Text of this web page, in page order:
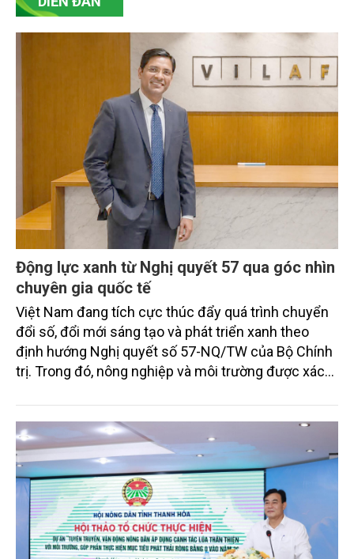
Động lực xanh từ Nghị quyết 57 qua góc nhìn
chuyên gia quốc tế
Việt Nam đang tích cực thúc đẩy quá trình chuyển
đổi số, đổi mới sáng tạo và phát triển xanh theo
định hướng Nghị quyết số 57-NQ/TW của Bộ Chính
trị. Trong đó, nông nghiệp và môi trường được xác
sắc bởi các tiến bộ công nghệ và cam kết bền vững
toàn cầu, đặc biệt là mục tiêu đưa phát thải ròng
bằng 0 (Net-Zero) vào năm 2050.